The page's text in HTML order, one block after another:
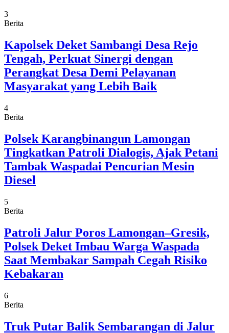
3
Berita
Kapolsek Deket Sambangi Desa Rejo
Tengah, Perkuat Sinergi dengan
Perangkat Desa Demi Pelayanan
Masyarakat yang Lebih Baik
4
Berita
Polsek Karangbinangun Lamongan
Tingkatkan Patroli Dialogis, Ajak Petani
Tambak Waspadai Pencurian Mesin
Diesel
5
Berita
Patroli Jalur Poros Lamongan–Gresik,
Polsek Deket Imbau Warga Waspada
Saat Membakar Sampah Cegah Risiko
Kebakaran
6
Berita
Truk Putar Balik Sembarangan di Jalur